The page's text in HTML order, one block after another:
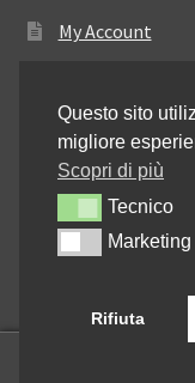
My Account
Resi e rimborsi
Annullamento
Informativa
Contattaci
Questo sito
migliore
Scopri di più
TecnicoTecnico
MarketingMarketing
Rifiuta